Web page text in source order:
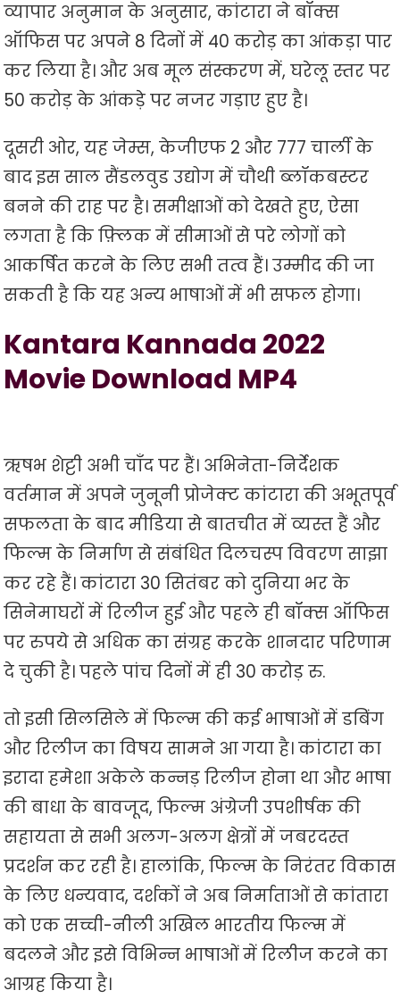
व्यापार अनुमान के अनुसार, कांटारा ने बॉक्स
ऑफिस पर अपने 8 दिनों में 40 करोड़ का आंकड़ा पार
कर लिया है। और अब मूल संस्करण में, घरेलू स्तर पर
50 करोड़ के आंकड़े पर नजर गड़ाए हुए है।
दूसरी ओर, यह जेम्स, केजीएफ 2 और 777 चार्ली के
बाद इस साल सैंडलवुड उद्योग में चौथी ब्लॉकबस्टर
बनने की राह पर है। समीक्षाओं को देखते हुए, ऐसा
लगता है कि फ़्लिक में सीमाओं से परे लोगों को
आकर्षित करने के लिए सभी तत्व हैं। उम्मीद की जा
सकती है कि यह अन्य भाषाओं में भी सफल होगा।
Kantara Kannada 2022
Movie Download MP4
ऋषभ शेट्टी अभी चाँद पर हैं। अभिनेता-निर्देशक
वर्तमान में अपने जुनूनी प्रोजेक्ट कांटारा की अभूतपूर्व
सफलता के बाद मीडिया से बातचीत में व्यस्त हैं और
फिल्म के निर्माण से संबंधित दिलचस्प विवरण साझा
कर रहे हैं। कांटारा 30 सितंबर को दुनिया भर के
सिनेमाघरों में रिलीज हुई और पहले ही बॉक्स ऑफिस
पर रुपये से अधिक का संग्रह करके शानदार परिणाम
दे चुकी है। पहले पांच दिनों में ही 30 करोड़ रु.
तो इसी सिलसिले में फिल्म की कई भाषाओं में डबिंग
और रिलीज का विषय सामने आ गया है। कांटारा का
इरादा हमेशा अकेले कन्नड़ रिलीज होना था और भाषा
की बाधा के बावजूद, फिल्म अंग्रेजी उपशीर्षक की
सहायता से सभी अलग-अलग क्षेत्रों में जबरदस्त
प्रदर्शन कर रही है। हालांकि, फिल्म के निरंतर विकास
के लिए धन्यवाद, दर्शकों ने अब निर्माताओं से कांतारा
को एक सच्ची-नीली अखिल भारतीय फिल्म में
बदलने और इसे विभिन्न भाषाओं में रिलीज करने का
आग्रह किया है।